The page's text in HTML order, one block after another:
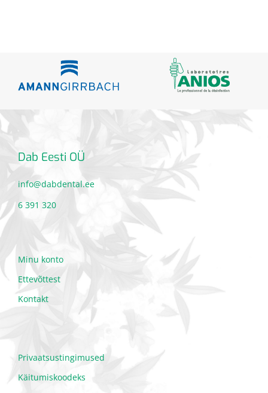
Dab Eesti OÜ
info@dabdental.ee
6 391 320
Minu konto
Ettevõttest
Kontakt
Privaatsustingimused
Käitumiskoodeks